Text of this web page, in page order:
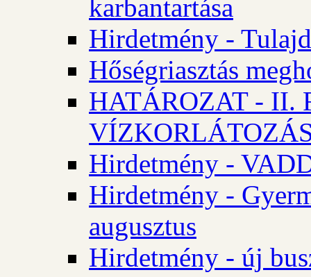
karbantartása
Hirdetmény -
Hőségriasztás
HATÁROZAT - II.
Hirdetmény -
Hirdetmény -
augusztus
Hirdetmény - új